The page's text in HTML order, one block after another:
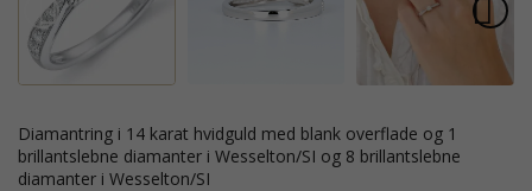
diamantring i 14 karat hvidguld med blank overflade og 1
brillantslebne diamanter i Wesselton/SI og 8 brillantslebne
diamanter i Wesselton/SI